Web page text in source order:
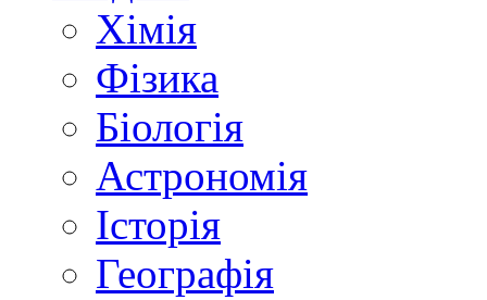
Хімія
Фізика
Біологія
Астрономія
Історія
Географія